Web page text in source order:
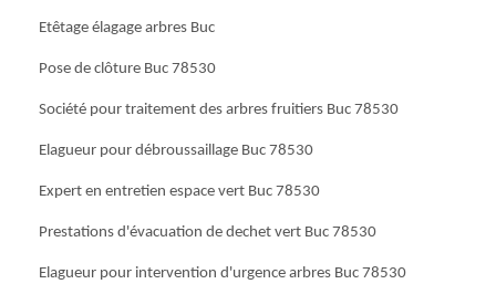
Etêtage élagage arbres Buc
Pose de clôture Buc 78530
Société pour traitement des arbres fruitiers Buc 78530
Elagueur pour débroussaillage Buc 78530
Expert en entretien espace vert Buc 78530
Prestations d'évacuation de dechet vert Buc 78530
Elagueur pour intervention d'urgence arbres Buc 78530